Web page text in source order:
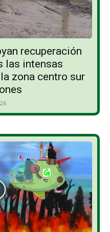
recuperación
las intensas
zona centro sur